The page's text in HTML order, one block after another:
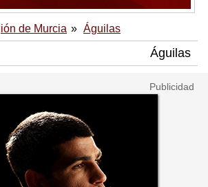
de Murcia Águilas
Águilas